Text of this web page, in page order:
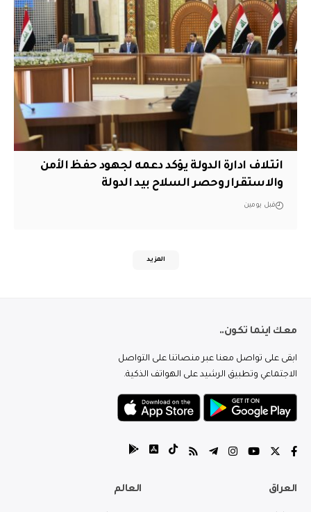
ائتلاف ادارة الدولة يؤكد دعمه لجهود حفظ الأمن
والاستقرار وحصر السلاح بيد الدولة
قبل يومين
المزيد
معك اينما تكون..
ابقى على تواصل معنا عبر منصاتنا على التواصل
الاجتماعي وتطبيق الرشيد على الهواتف الذكية.
العراق العالم